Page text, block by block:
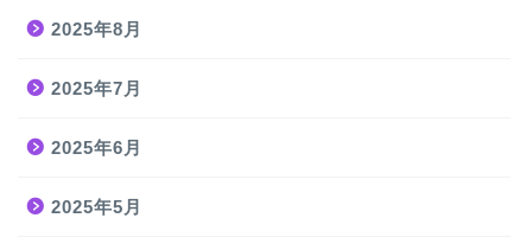
2025年8月
2025年7月
2025年6月
2025年5月